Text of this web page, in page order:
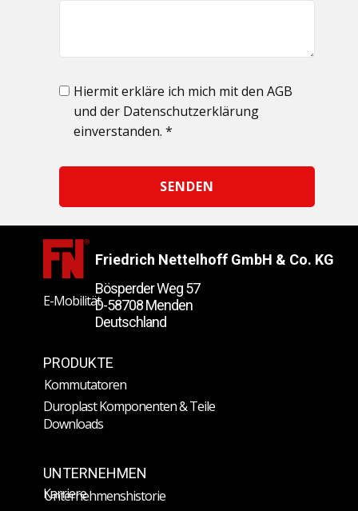
Hiermit erkläre ich mich mit den AGB
und der Datenschutzerklärung
einverstanden. *
SENDEN
UNTERNEHMEN
Friedrich Nettelhoff GmbH & Co. KG
PRODUKTE
Unternehmenshistorie
Bösperder Weg 57
D-58708 Menden
Deutschland
Kommutatoren
Karriere
Duroplast Komponenten & Teile
E-Mobilität
Downloads